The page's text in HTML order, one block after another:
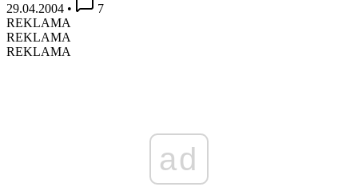
29.04.2004 •
7
REKLAMA
REKLAMA
REKLAMA
ad